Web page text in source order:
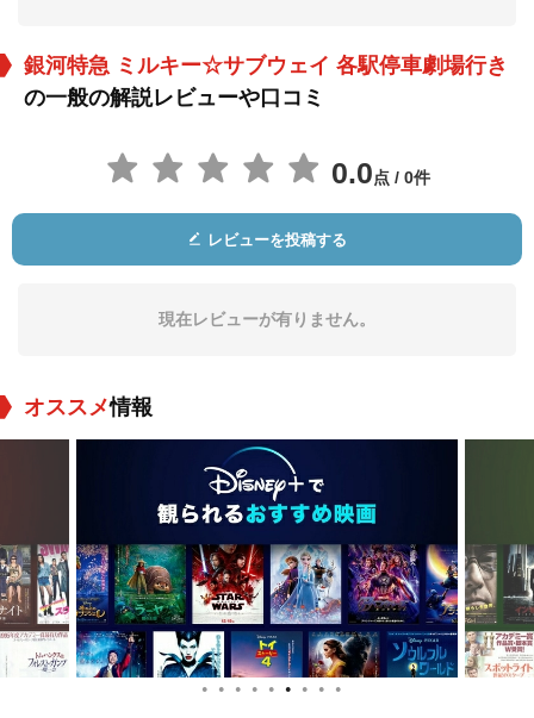
銀河特急 ミルキー☆サブウェイ 各駅停車劇場行き
の一般の解説レビューや口コミ
0.0点 / 0件
レビューを投稿する
現在レビューが有りません。
オススメ情報
● ● ● ● ● ● ● ● ●